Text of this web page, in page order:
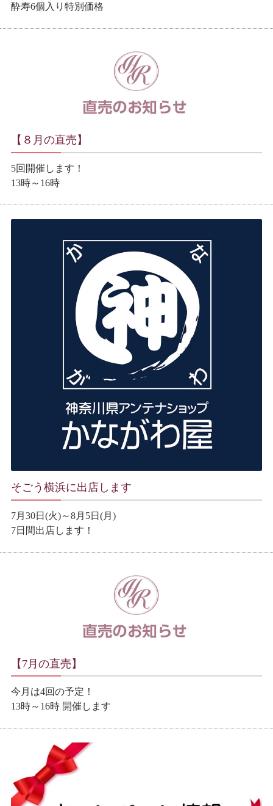
酔寿6個入り特別価格
【８月の直売】
5回開催します！
13時～16時
そごう横浜に出店します
7月30日(火)～8月5日(月)
7日間出店します！
【7月の直売】
今月は4回の予定！
13時～16時 開催します